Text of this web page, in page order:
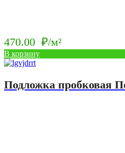
470.00 ₽/м²
В корзину
Подложка пробковая